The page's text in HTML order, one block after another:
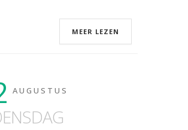
MEER LEZEN
AUGUSTUS